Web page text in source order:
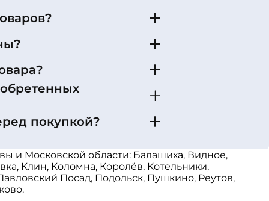
покупкой?
и Московской области: Балашиха, Видное,
Клин, Коломна, Королёв, Котельники,
Посад, Подольск, Пушкино, Реутов,